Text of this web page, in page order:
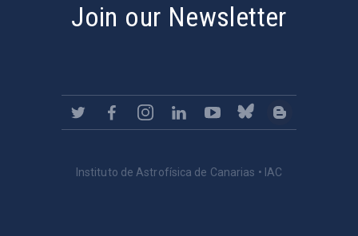
Join our Newsletter
Instituto de Astrofísica de Canarias • IAC